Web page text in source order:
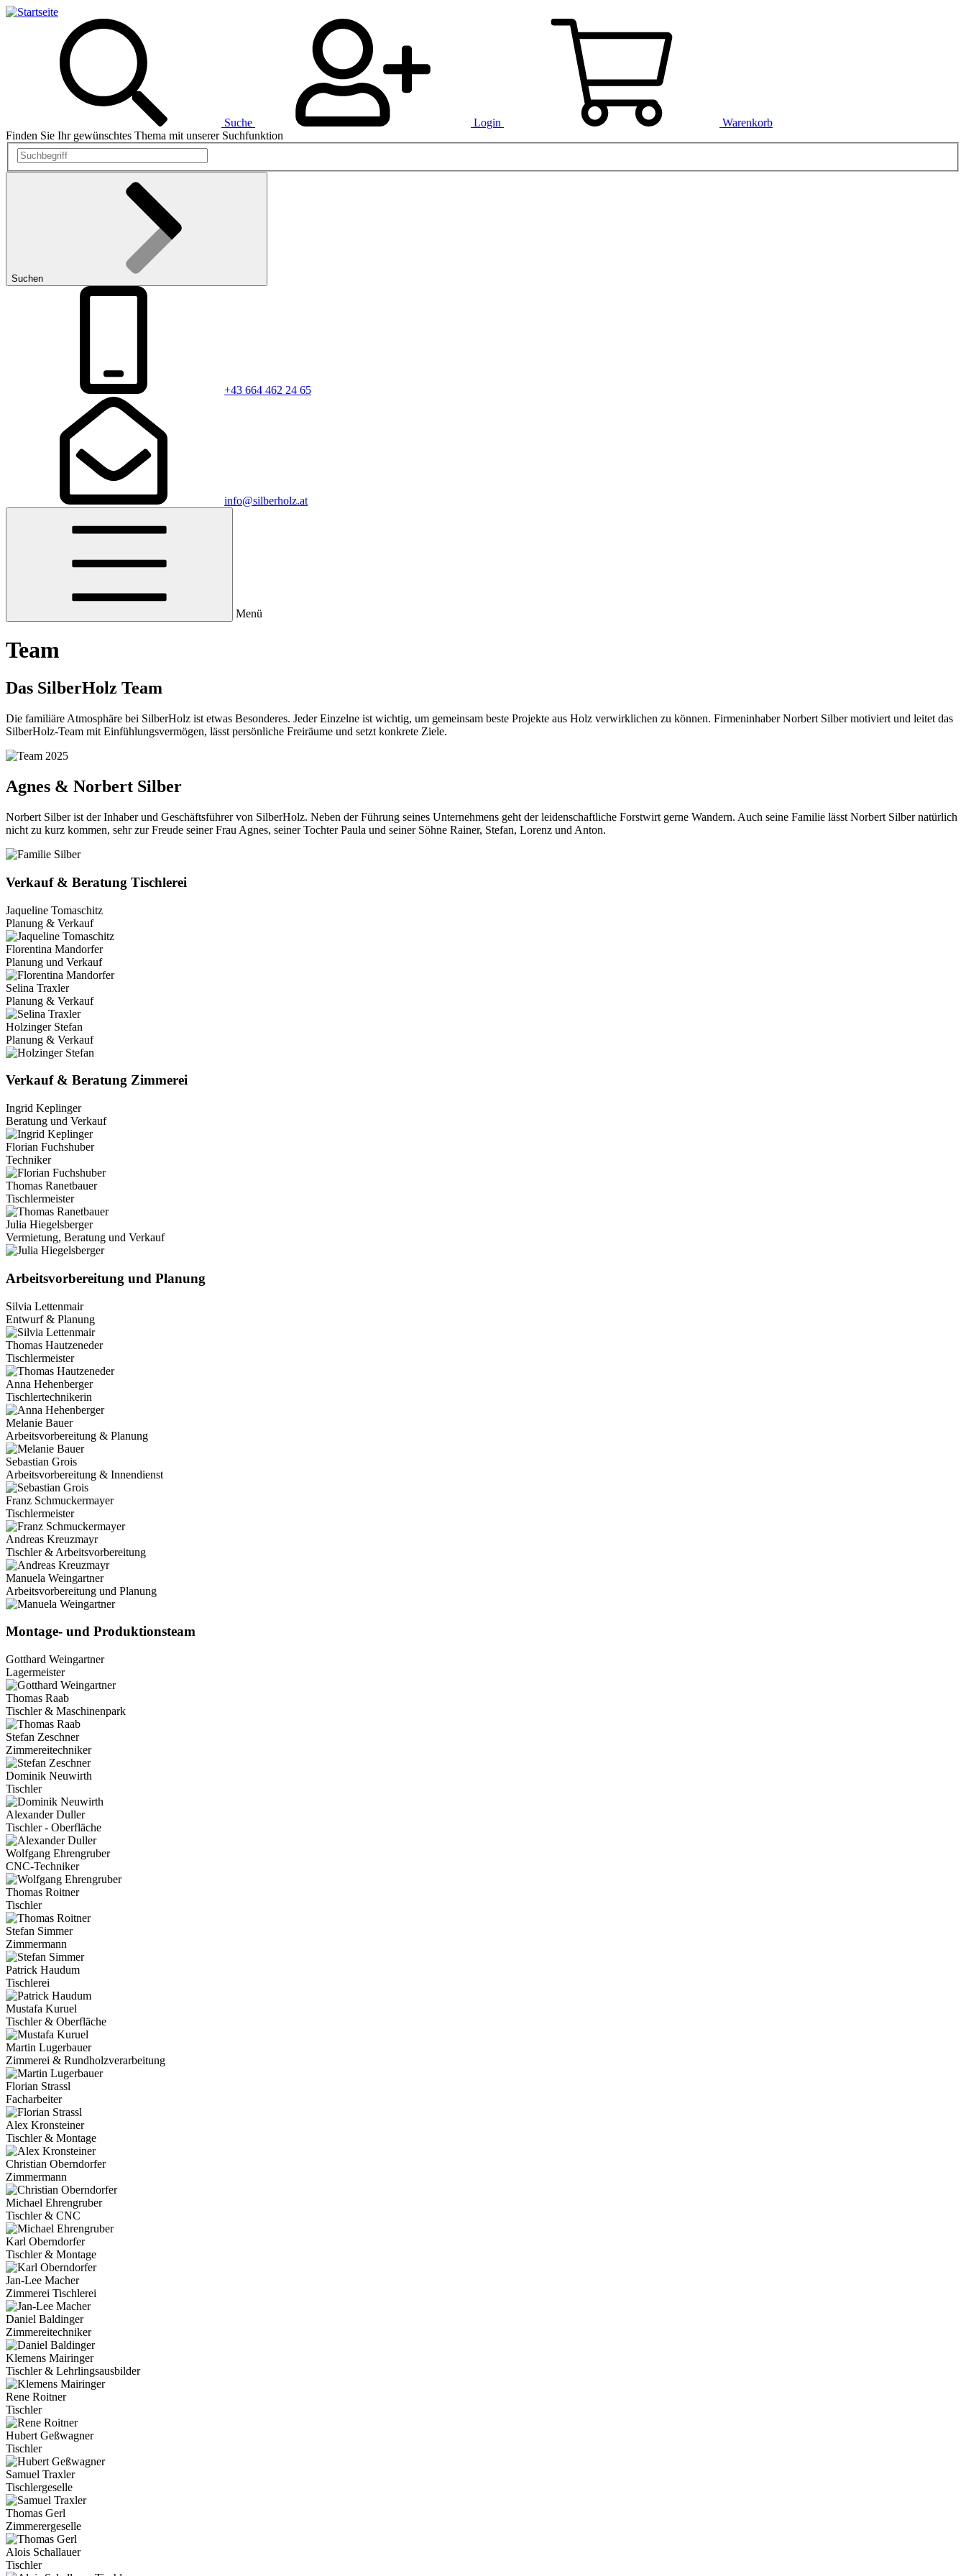
Direkt
Suche Login
Warenkorb
Finden Sie Ihr gewünschtes Thema mit unserer Suchfunktion
Suchen
+43 664 462 24 65
info@silberholz.at
Menü
Team
Das SilberHolz Team
Die familiäre Atmosphäre bei SilberHolz ist etwas Besonderes. Jeder Einzelne ist wichtig, um gemeinsam beste Projekte aus Holz verwirklichen zu können. Firmeninhaber Norbert Silber motiviert und leitet das
SilberHolz-Team mit Einfühlungsvermögen, lässt persönliche Freiräume und setzt konkrete Ziele.
Agnes & Norbert Silber
Norbert Silber ist der Inhaber und Geschäftsführer von SilberHolz. Neben der Führung seines Unternehmens geht der leidenschaftliche Forstwirt gerne Wandern. Auch seine Familie lässt Norbert Silber natürlich
nicht zu kurz kommen, sehr zur Freude seiner Frau Agnes, seiner Tochter Paula und seiner Söhne Rainer, Stefan, Lorenz und Anton.
Verkauf & Beratung Tischlerei
Jaqueline Tomaschitz
Planung & Verkauf
Florentina Mandorfer
Planung und Verkauf
Selina Traxler
Planung & Verkauf
Holzinger Stefan
Planung & Verkauf
Verkauf & Beratung Zimmerei
Ingrid Keplinger
Beratung und Verkauf
Florian Fuchshuber
Techniker
Thomas Ranetbauer
Tischlermeister
Julia Hiegelsberger
Vermietung, Beratung und Verkauf
Arbeitsvorbereitung und Planung
Silvia Lettenmair
Entwurf & Planung
Thomas Hautzeneder
Tischlermeister
Anna Hehenberger
Tischlertechnikerin
Melanie Bauer
Arbeitsvorbereitung & Planung
Sebastian Grois
Arbeitsvorbereitung & Innendienst
Franz Schmuckermayer
Tischlermeister
Andreas Kreuzmayr
Tischler & Arbeitsvorbereitung
Manuela Weingartner
Arbeitsvorbereitung und Planung
Montage- und Produktionsteam
Gotthard Weingartner
Lagermeister
Thomas Raab
Tischler & Maschinenpark
Stefan Zeschner
Zimmereitechniker
Dominik Neuwirth
Tischler
Alexander Duller
Tischler - Oberfläche
Wolfgang Ehrengruber
CNC-Techniker
Thomas Roitner
Tischler
Stefan Simmer
Zimmermann
Patrick Haudum
Tischlerei
Mustafa Kuruel
Tischler & Oberfläche
Martin Lugerbauer
Zimmerei & Rundholzverarbeitung
Florian Strassl
Facharbeiter
Alex Kronsteiner
Tischler & Montage
Christian Oberndorfer
Zimmermann
Michael Ehrengruber
Tischler & CNC
Karl Oberndorfer
Tischler & Montage
Jan-Lee Macher
Zimmerei Tischlerei
Daniel Baldinger
Zimmereitechniker
Klemens Mairinger
Tischler & Lehrlingsausbilder
Rene Roitner
Tischler
Hubert Geßwagner
Tischler
Samuel Traxler
Tischlergeselle
Thomas Gerl
Zimmerergeselle
Alois Schallauer
Tischler